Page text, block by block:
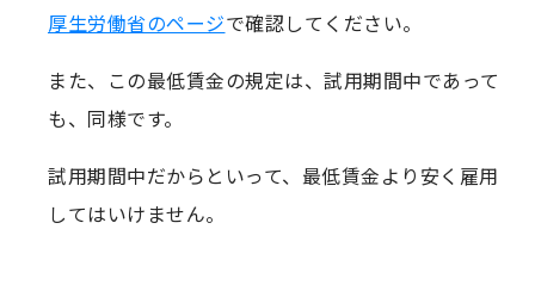
厚生労働省のページで確認してください。
また、この最低賃金の規定は、試用期間中であって
も、同様です。
試用期間中だからといって、最低賃金より安く雇用
してはいけません。